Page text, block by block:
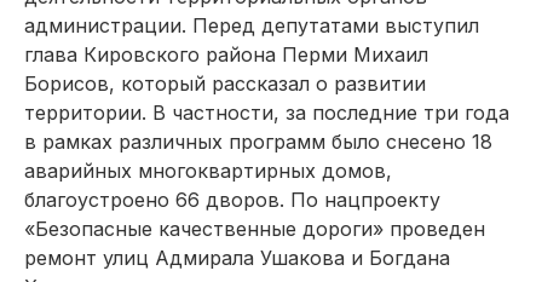
администрации. Перед депутатами выступил
глава Кировского района Перми Михаил
Борисов, который рассказал о развитии
территории. В частности, за последние три года
в рамках различных программ было снесено 18
аварийных многоквартирных домов,
благоустроено 66 дворов. По нацпроекту
«Безопасные качественные дороги» проведен
ремонт улиц Адмирала Ушакова и Богдана